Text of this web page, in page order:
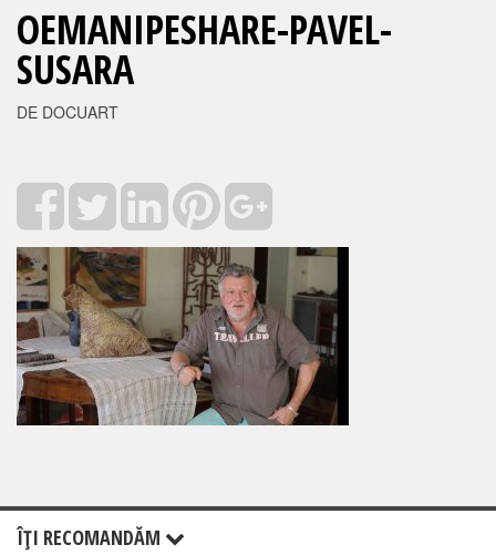
OEMANIPESHARE-PAVEL-
SUSARA
DE DOCUART
ÎŢI RECOMANDĂM